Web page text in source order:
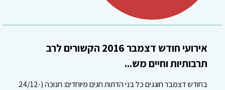
אירועי חודש דצמבר 2016 הקשורים לרב
תרבותיות וחיים מש...
בחודש דצמבר חוגגים כל בני הדתות חגים מיוחדים: חנוכה (24/12-